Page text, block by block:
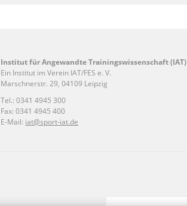
Institut für Angewandte Trainingswissenschaft (IAT)
Ein Institut im Verein IAT/FES e. V.
Marschnerstr. 29, 04109 Leipzig
Tel.: 0341 4945 300
Fax: 0341 4945 400
E-Mail: iat@sport-iat.de